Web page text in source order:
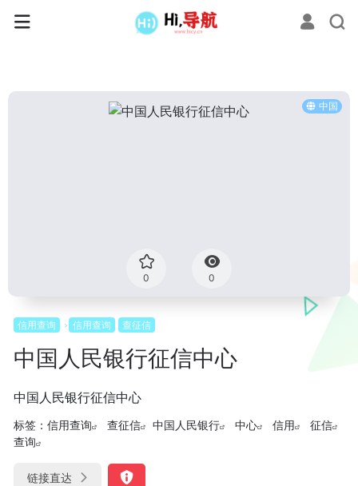
中国
0 0
信用查询 信用查询 查征信
中国人民银行征信中心
中国人民银行征信中心
标签： 信用查询 查征信 中国人民银行 中心 信用
征信
查询
链接直达